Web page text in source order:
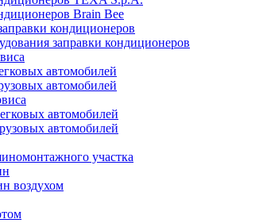
Brain Bee
кондиционеров
заправки кондиционеров
автомобилей
автомобилей
автомобилей
автомобилей
участка
воздухом